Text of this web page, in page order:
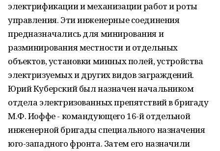
электрификации и механизации работ и роты
управления. Эти инженерные соединения
предназначались для минирования и
разминирования местности и отдельных
объектов, установки минных полей, устройства
электризуемых и других видов заграждений.
Юрий Куберский был назначен начальником
отдела электризованных препятствий в бригаду
М.Ф. Иоффе - командующего 16-й отдельной
инженерной бригады специального назначения
юго-западного фронта. Затем его назначили